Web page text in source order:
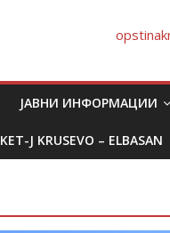
ЈАВНИ ИНФОРМАЦИИ
KET-J KRUSEVO – ELBASAN